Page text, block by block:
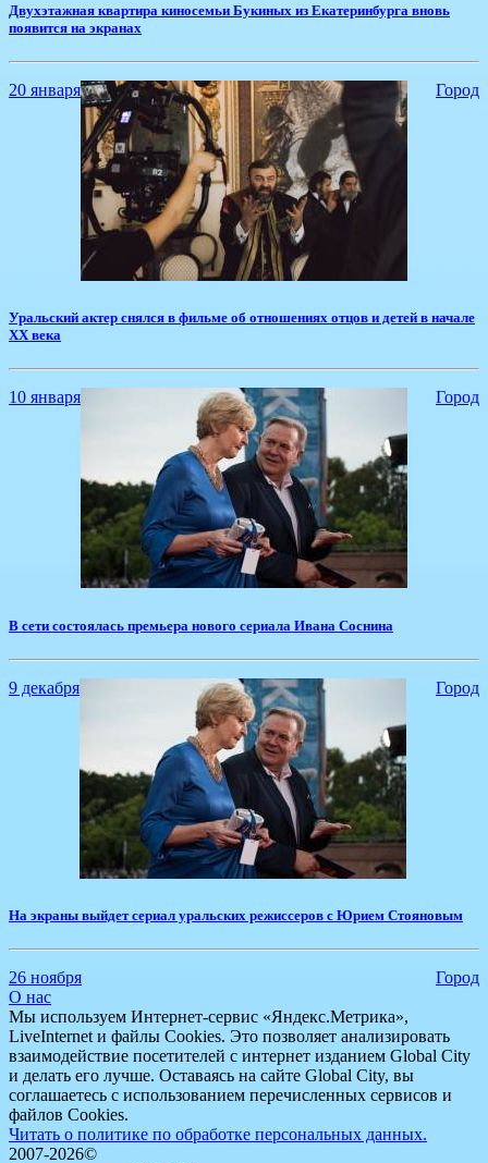
​Двухэтажная квартира киносемьи Букиных из Екатеринбурга вновь
появится на экранах
20 января Город
Уральский актер снялся в фильме об отношениях отцов и детей в начале
XX века
10 января Город
В сети состоялась премьера нового сериала Ивана Соснина
9 декабря Город
На экраны выйдет сериал уральских режиссеров с Юрием Стояновым
26 ноября
Город
О нас
Мы используем Интернет-сервис «Яндекс.Метрика»,
LiveInternet и файлы Cookies. Это позволяет анализировать
взаимодействие посетителей с интернет изданием Global City
и делать его лучше. Оставаясь на сайте Global City, вы
соглашаетесь с использованием перечисленных сервисов и
файлов Cookies.
Читать о политике по обработке персональных данных.
2007-2026©